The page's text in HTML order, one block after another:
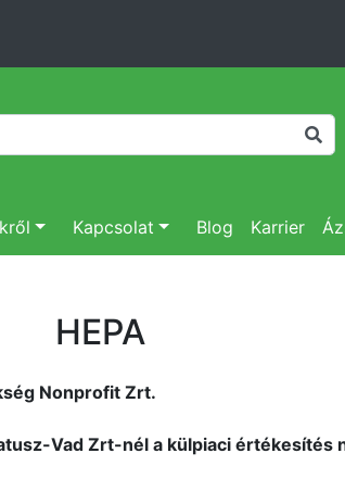
Kapcsolat Blog Karrier
HEPA
Nonprofit Zrt.
Vad Zrt-nél a külpiaci értékesítés